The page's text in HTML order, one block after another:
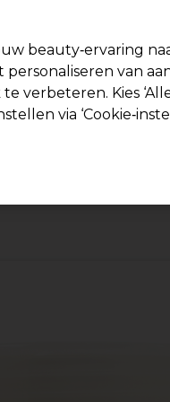
Deals 🌟 Haar Elektra
beauty‑ervaring
van
verbeteren. Kies
via